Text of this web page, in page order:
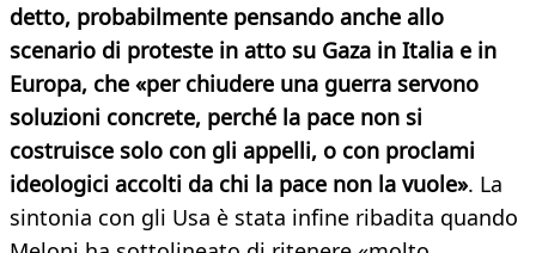
detto, probabilmente pensando anche allo
scenario di proteste in atto su Gaza in Italia e in
Europa, che «per chiudere una guerra servono
soluzioni concrete, perché la pace non si
costruisce solo con gli appelli, o con proclami
ideologici accolti da chi la pace non la vuole». La
sintonia con gli Usa è stata infine ribadita quando